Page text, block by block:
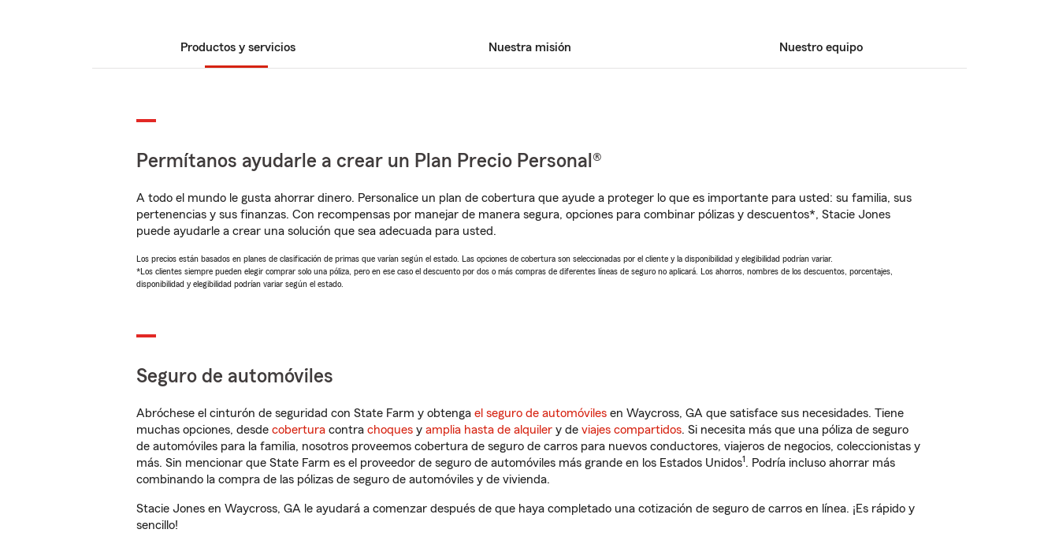
Productos y servicios Nuestra misión Nuestro equipo
Permítanos ayudarle a crear un Plan Precio Personal®
A todo el mundo le gusta ahorrar dinero. Personalice un plan de cobertura que ayude a proteger lo que es importante para usted: su familia, sus
pertenencias y sus finanzas. Con recompensas por manejar de manera segura, opciones para combinar pólizas y descuentos*, Stacie Jones
puede ayudarle a crear una solución que sea adecuada para usted.
Los precios están basados en planes de clasificación de primas que varían según el estado. Las opciones de cobertura son seleccionadas por el cliente y la disponibilidad y elegibilidad podrían variar.
*Los clientes siempre pueden elegir comprar solo una póliza, pero en ese caso el descuento por dos o más compras de diferentes líneas de seguro no aplicará. Los ahorros, nombres de los descuentos, porcentajes,
disponibilidad y elegibilidad podrían variar según el estado.
Seguro de automóviles
Abróchese el cinturón de seguridad con State Farm y obtenga el seguro de automóviles en Waycross, GA que satisface sus necesidades. Tiene
muchas opciones, desde cobertura contra choques y amplia hasta de alquiler y de viajes compartidos. Si necesita más que una póliza de seguro
de automóviles para la familia, nosotros proveemos cobertura de seguro de carros para nuevos conductores, viajeros de negocios, coleccionistas y
más. Sin mencionar que State Farm es el proveedor de seguro de automóviles más grande en los Estados Unidos1. Podría incluso ahorrar más
combinando la compra de las pólizas de seguro de automóviles y de vivienda.
Stacie Jones en Waycross, GA le ayudará a comenzar después de que haya completado una cotización de seguro de carros en línea. ¡Es rápido y
sencillo!